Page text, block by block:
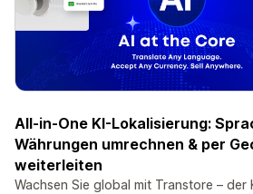
All-in-One KI-Lokalisierung:
Währungen umrechnen & per
weiterleiten
Wachsen Sie global mit Transtore – der